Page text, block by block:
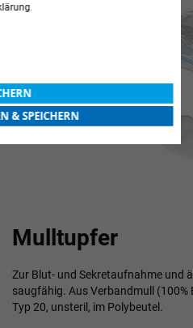
Mulltupfer
Zur Blut- und Sekretaufnahme und
saugfähig. Aus Verbandmull (100%
Typ 20, unsteril, im Polybeutel.
Anfang
der
springen
& SPEICHERN